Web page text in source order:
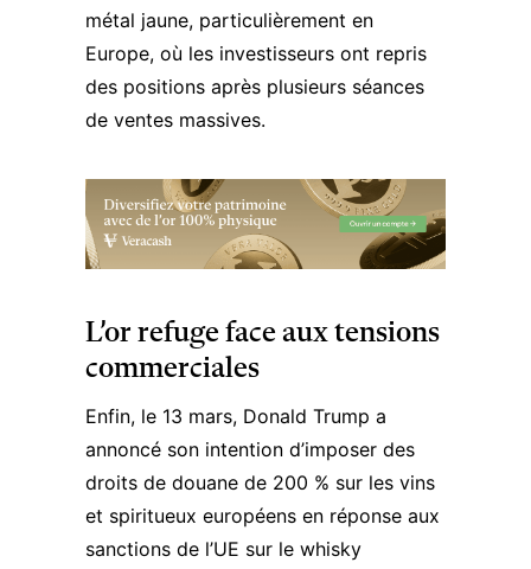
métal jaune, particulièrement en
Europe, où les investisseurs ont repris
des positions après plusieurs séances
de ventes massives.
L’or refuge face aux tensions
commerciales
Enfin, le 13 mars, Donald Trump a
annoncé son intention d’imposer des
droits de douane de 200 % sur les vins
et spiritueux européens en réponse aux
sanctions de l’UE sur le whisky